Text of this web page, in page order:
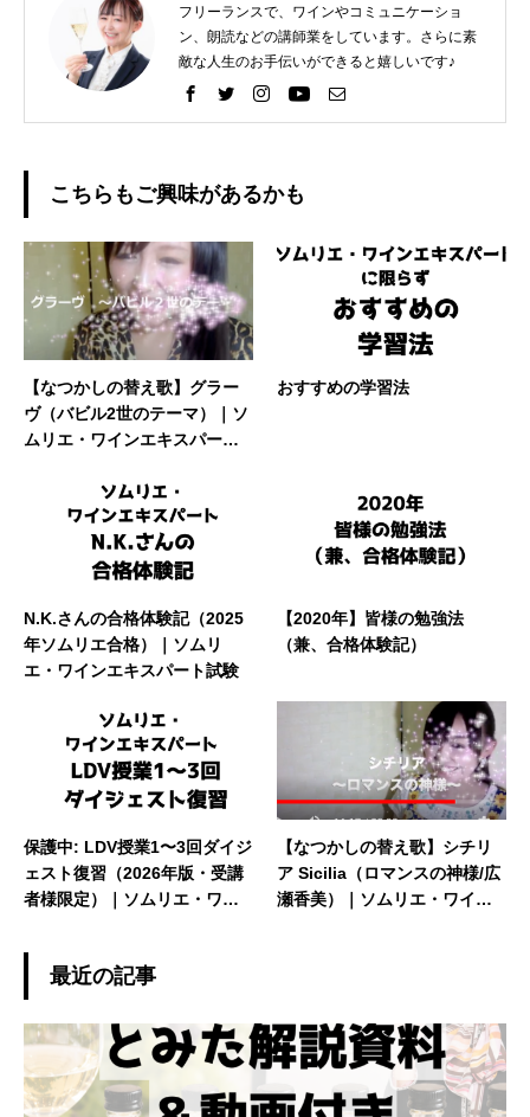
フリーランスで、ワインやコミュニケーショ
ン、朗読などの講師業をしています。さらに素
敵な人生のお手伝いができると嬉しいです♪
こちらもご興味があるかも
【なつかしの替え歌】グラー
ヴ（バビル2世のテーマ）｜ソ
ムリエ・ワインエキスパート
おすすめの学習法
N.K.さんの合格体験記（2025
年ソムリエ合格）｜ソムリ
エ・ワインエキスパート試験
【2020年】皆様の勉強法
（兼、合格体験記）
保護中: LDV授業1〜3回ダイジ
ェスト復習（2026年版・受講
者様限定）｜ソムリエ・ワイ
【なつかしの替え歌】シチリ
ア Sicilia（ロマンスの神様/広
瀬香美）｜ソムリエ・ワイン
最近の記事